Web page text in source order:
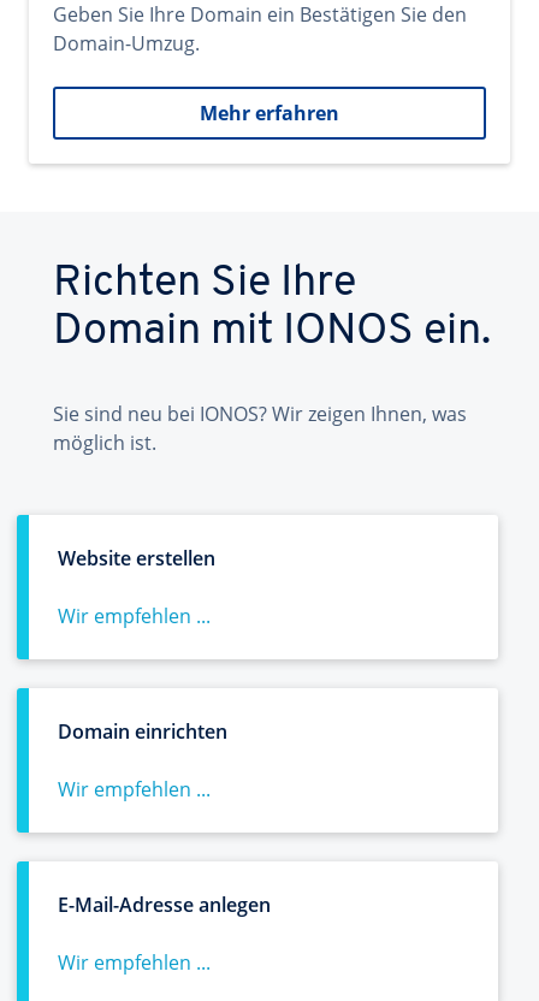
Geben Sie Ihre Domain ein Bestätigen Sie den
Domain-Umzug.
Mehr erfahren
Richten Sie Ihre
Domain mit IONOS ein.
Sie sind neu bei IONOS? Wir zeigen Ihnen, was
möglich ist.
Website erstellen
Wir empfehlen ...
Domain einrichten
Wir empfehlen ...
E-Mail-Adresse anlegen
Wir empfehlen ...